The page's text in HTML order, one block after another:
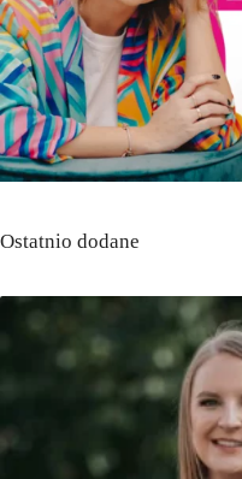
Ostatnio dodane